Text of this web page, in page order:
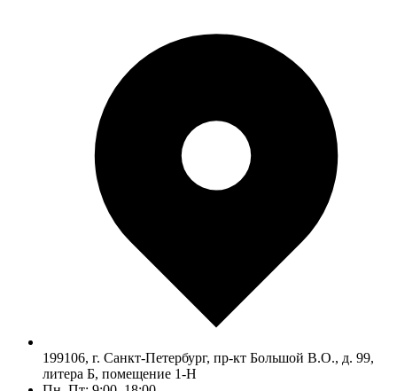
199106, г. Санкт-Петербург, пр-кт Большой В.О., д. 99,
литера Б, помещение 1-Н